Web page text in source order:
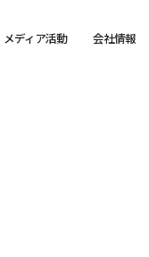
メディア活動 会社情報